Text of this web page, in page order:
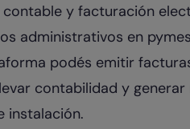
y facturación
administrativos en
podés emitir
contabilidad y
instalación.